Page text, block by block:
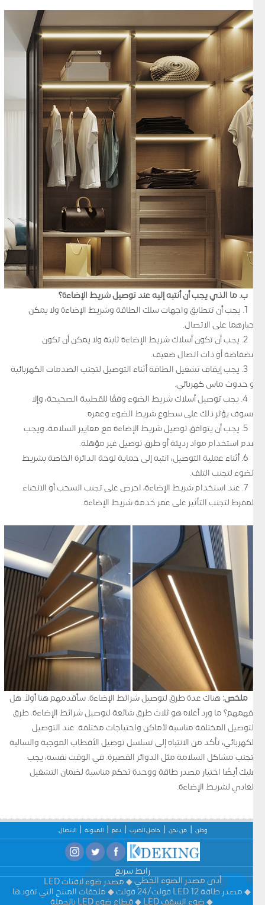
ب. ما الذي يجب أن أنتبه إليه عند توصيل شريط الإضاءة؟
1. يجب أن تتطابق واجهات سلك الطاقة وشريط الإضاءة ولا يمكن
إجبارهما على الاتصال.
2. يجب أن تكون أسلاك شريط الإضاءة ثابتة ولا يمكن أن تكون
فضفاضة أو ذات اتصال ضعيف.
3. يجب إيقاف تشغيل الطاقة أثناء التوصيل لتجنب الصدمات الكهربائية
أو حدوث ماس كهربائي.
4. يجب توصيل أسلاك شريط الضوء وفقًا للقطبية الصحيحة، وإلا
فسوف يؤثر ذلك على سطوع شريط الضوء وعمره.
5. يجب أن يتوافق توصيل شريط الإضاءة مع معايير السلامة، ويجب
عدم استخدام مواد رديئة أو طرق توصيل غير مؤهلة.
6. أثناء عملية التوصيل، انتبه إلى حماية لوحة الدائرة الخاصة بشريط
الضوء لتجنب التلف.
7. عند استخدام شريط الإضاءة، احرص على تجنب السحب أو الانحناء
المفرط لتجنب التأثير على عمر خدمة شريط الإضاءة.
ملخص: هناك عدة طرق لتوصيل شرائط الإضاءة. سأقدمهم هنا أولاً. هل
تفهمهم؟ ما ورد أعلاه هو ثلاث طرق شائعة لتوصيل شرائط الإضاءة. طرق
التوصيل المختلفة مناسبة لأماكن واحتياجات مختلفة. عند التوصيل
الكهربائي، تأكد من الانتباه إلى تسلسل توصيل الأقطاب الموجبة والسالبة
لتجنب مشاكل السلامة مثل الدوائر القصيرة. في الوقت نفسه، يجب
عليك أيضًا اختيار مصدر طاقة ووحدة تحكم مناسبة لضمان التشغيل
العادي لشريط الإضاءة.
وطن من نحن حاصل الضرب دعم المدونة الاتصال
رابط سريع
أدى مصدر الضوء الخطي
مصدر ضوء لافتات LED
مصدر طاقة LED 12 فولت/24 فولت
ملحقات المنتج التي تقودها
ضوء السقف LED
قطاع ضوء LED بالجملة